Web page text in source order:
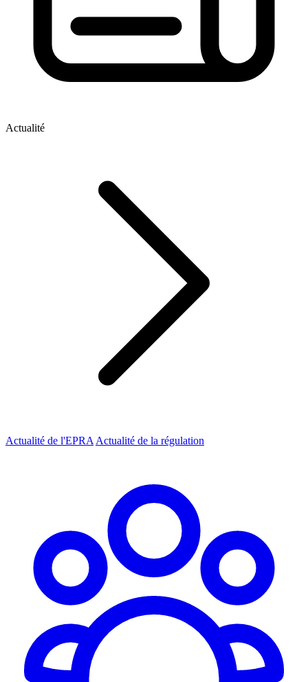
Actualité
Actualité de l'EPRA Actualité de la régulation